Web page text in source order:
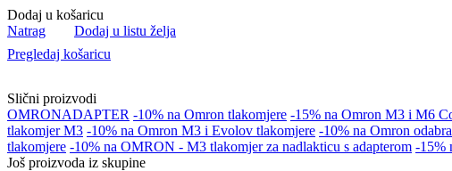
Dodaj u košaricu
Natrag
Dodaj u listu želja
Pregledaj košaricu
Slični proizvodi
OMRONADAPTER -10% na Omron tlakomjere -15% na Omron M3 i M6
tlakomjer M3 -10% na Omron M3 i Evolov tlakomjere -10% na Omron
tlakomjere -10% na OMRON - M3 tlakomjer za nadlakticu s adapterom -15%
Još proizvoda iz skupine